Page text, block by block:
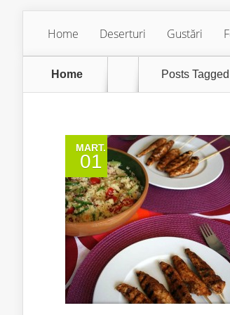
Home Deserturi Gustări
Home Posts Tagged
MART.
01